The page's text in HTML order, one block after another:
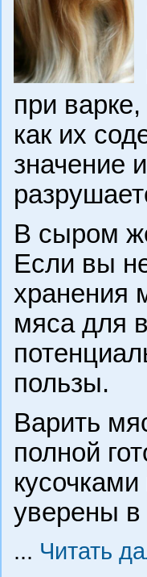
при
как их
значение
В сыром
Если вы
хранения
мяса для
пользы.
Варить
полной
уверены в
... Читать